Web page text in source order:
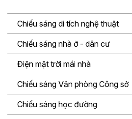
Chiếu sáng di tích nghệ thuật
Chiếu sáng nhà ở - dân cư
Điện mặt trời mái nhà
Chiếu sáng Văn phòng Công sở
Chiếu sáng học đường